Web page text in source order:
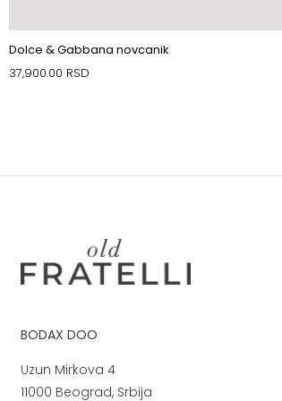
Dolce & Gabbana novcanik
37,900.00 RSD
BODAX DOO
Uzun Mirkova 4
11000 Beograd, Srbija